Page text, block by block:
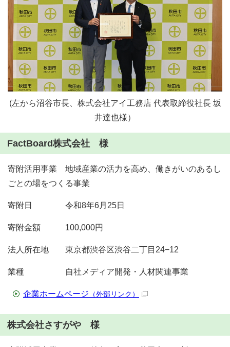
(左から沼谷市長、株式会社アイ工務店 代表取締役社長 坂
井達也様）
FactBoard株式会社 様
寄附活用事業 地域産業の活力を高め、働きがいのあるし
ごとの場をつくる事業
寄附日 令和8年6月25日
寄附金額 100,000円
法人所在地 東京都渋谷区渋谷二丁目24−12
業種 自社メディア開発・人材関連事業
企業ホームページ （外部リンク）
株式会社さすがや 様